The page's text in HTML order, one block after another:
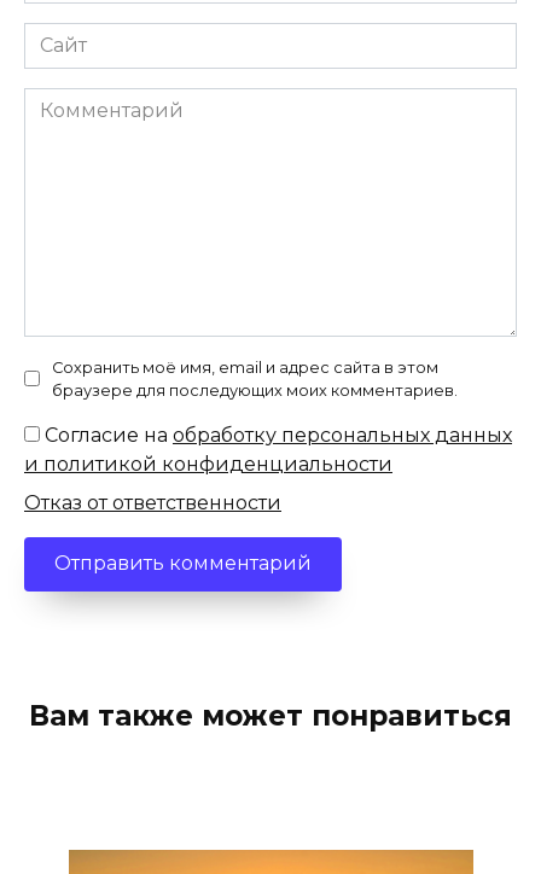
Сайт
Комментарий
Сохранить моё имя, email и адрес сайта в этом
браузере для последующих моих комментариев.
Согласие на обработку персональных данных
и политикой конфиденциальности
Отказ от ответственности
Вам также может понравиться